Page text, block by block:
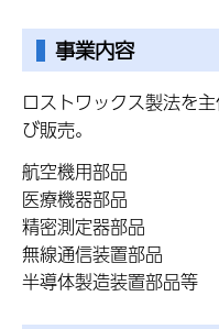
事業内容
ロストワックス製法を
び販売。
航空機用部品
医療機器部品
精密測定器部品
無線通信装置部品
半導体製造装置部品等